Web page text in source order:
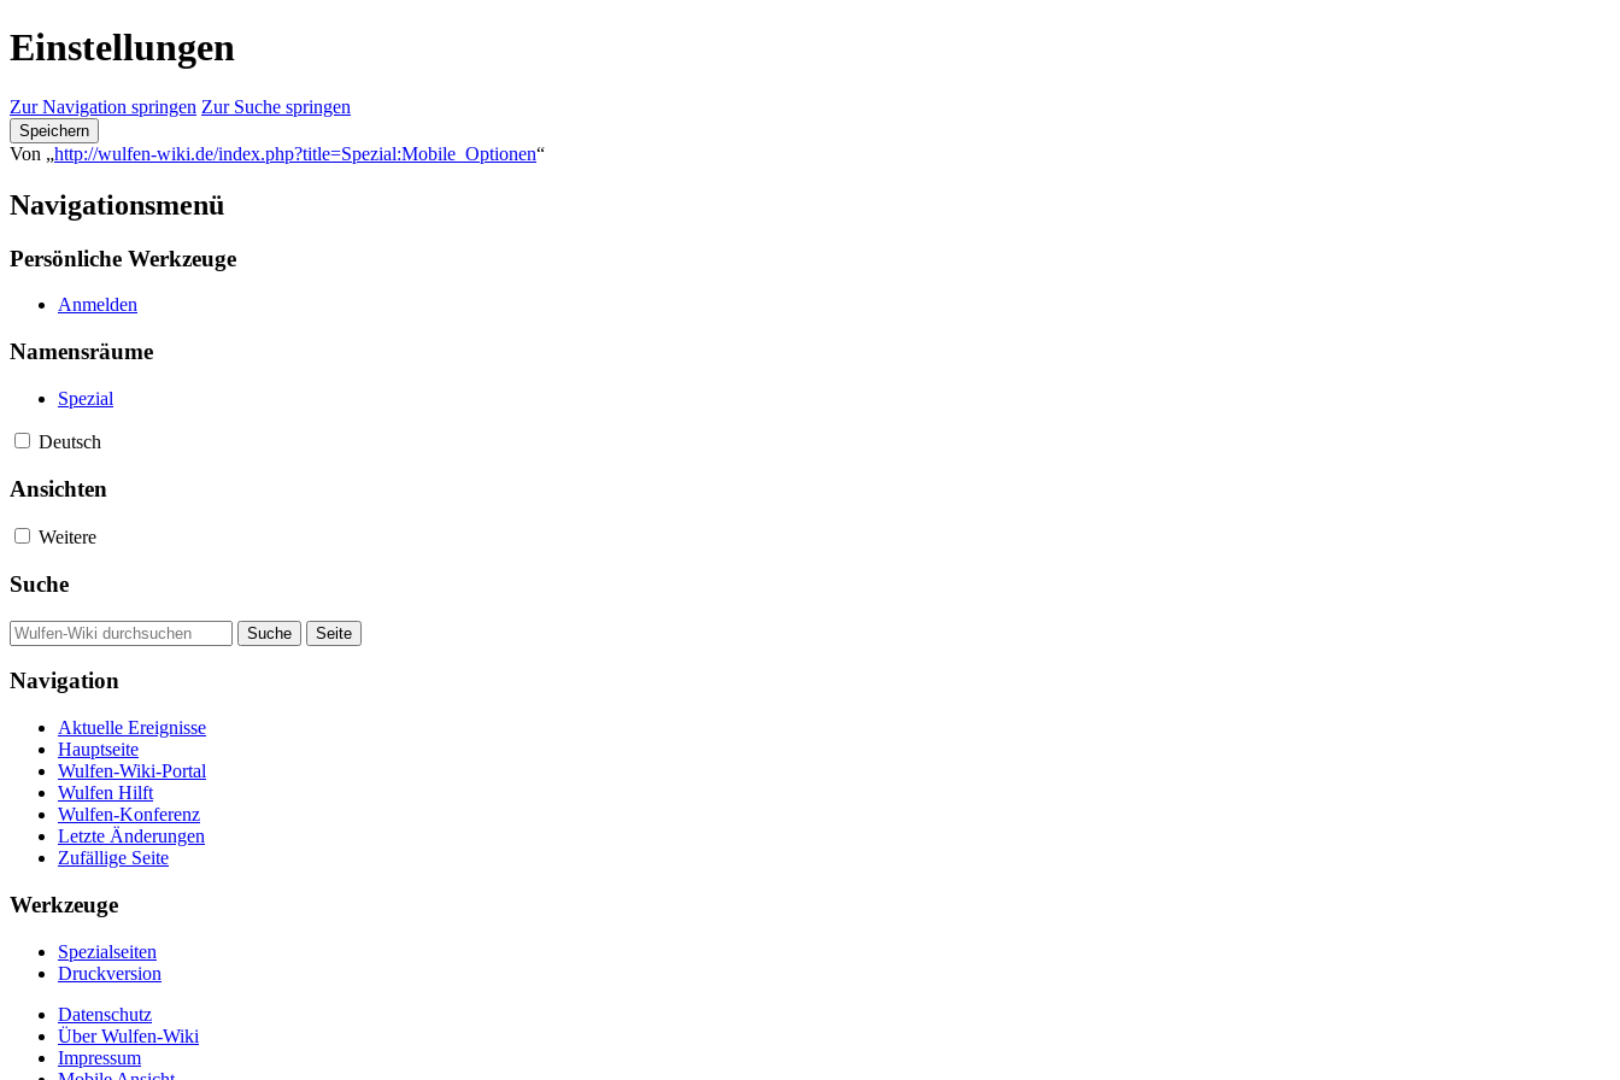
Einstellungen
Zur Navigation springen Zur Suche springen
Speichern
Von „http://wulfen-wiki.de/index.php?title=Spezial:Mobile_Optionen“
Navigationsmenü
Persönliche Werkzeuge
Anmelden
Namensräume
Spezial
Deutsch
Ansichten
Weitere
Suche
Navigation
Aktuelle Ereignisse
Hauptseite
Wulfen-Wiki-Portal
Wulfen Hilft
Wulfen-Konferenz
Letzte Änderungen
Zufällige Seite
Werkzeuge
Spezialseiten
Druckversion
Datenschutz
Über Wulfen-Wiki
Impressum